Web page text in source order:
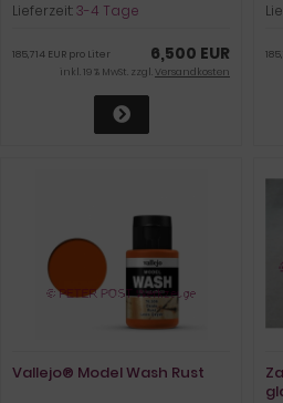
Lieferzeit:3-4 Tage
6,500 EUR
185,714 EUR pro Liter
inkl. 19 % MwSt. zzgl.Versandkosten
Vallejo® Model Wash Rust